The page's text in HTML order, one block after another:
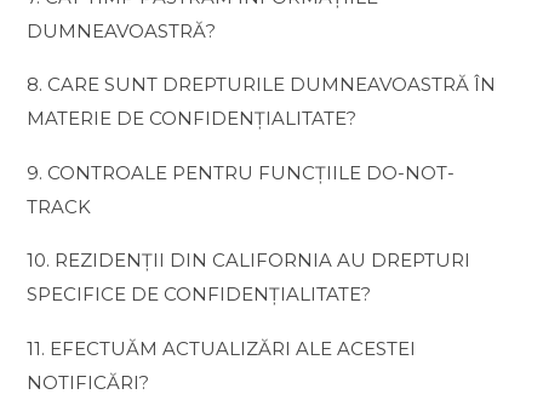
DUMNEAVOASTRĂ?
8. CARE SUNT DREPTURILE DUMNEAVOASTRĂ ÎN
MATERIE DE CONFIDENȚIALITATE?
9. CONTROALE PENTRU FUNCȚIILE DO-NOT-
TRACK
10. REZIDENȚII DIN CALIFORNIA AU DREPTURI
SPECIFICE DE CONFIDENȚIALITATE?
11. EFECTUĂM ACTUALIZĂRI ALE ACESTEI
NOTIFICĂRI?